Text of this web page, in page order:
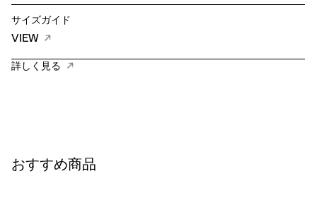
サイズガイド
VIEW
詳しく見る
おすすめ商品